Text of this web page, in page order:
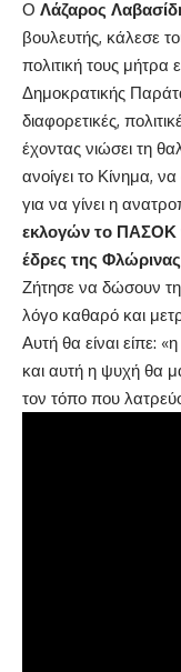
Ο Λάζαρος
βουλευτής, κάλεσε
πολιτική τους μήτρα
Δημοκρατικής
διαφορετικές,
έχοντας νιώσει τη
ανοίγει το Κίνημα,
για να γίνει η
εκλογών το ΠΑΣΟΚ
έδρες της
Ζήτησε να δώσουν τη
λόγο καθαρό και
Αυτή θα είναι είπε:
και αυτή η ψυχή θα
τον τόπο που